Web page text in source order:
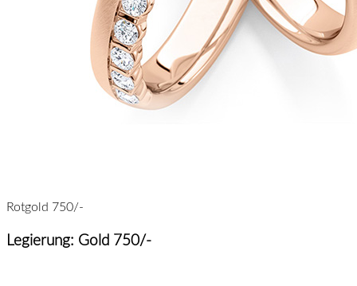
Rotgold 750/-
Legierung: Gold 750/-